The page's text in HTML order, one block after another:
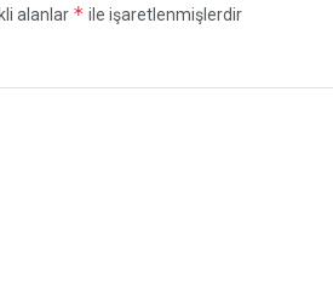
alanlar * ile işaretlenmişlerdir